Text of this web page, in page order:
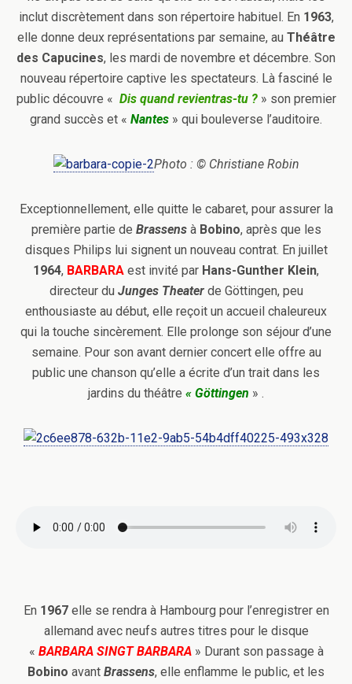
inclut discrètement dans son répertoire habituel. En 1963,
elle donne deux représentations par semaine, au Théâtre
des Capucines, les mardi de novembre et décembre. Son
nouveau répertoire captive les spectateurs. Là fasciné le
public découvre « Dis quand revientras-tu ?» son premier
grand succès et « Nantes » qui bouleverse l’auditoire.
Photo : © Christiane Robin
Exceptionnellement, elle quitte le cabaret, pour assurer la
première partie de Brassensà Bobino, après que les
disques Philips lui signent un nouveau contrat. En juillet
1964, BARBARA est invité par Hans-Gunther Klein,
directeur du Junges Theater de Göttingen, peu
enthousiaste au début, elle reçoit un accueil chaleureux
qui la touche sincèrement. Elle prolonge son séjour d’une
semaine. Pour son avant dernier concert elle offre au
public une chanson qu’elle a écrite d’un trait dans les
jardins du théâtre « Göttingen » .
En 1967elle se rendra à Hambourg pour l’enregistrer en
allemand avec neufs autres titres pour le disque
« BARBARA SINGT BARBARA» Durant son passage à
Bobino avant Brassens, elle enflamme le public, et les